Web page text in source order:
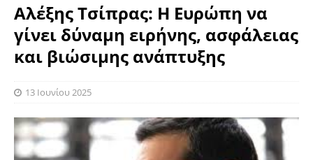
Αλέξης Τσίπρας: Η Ευρώπη να
γίνει δύναμη ειρήνης, ασφάλειας
και βιώσιμης ανάπτυξης
13 Ιουνίου 2025